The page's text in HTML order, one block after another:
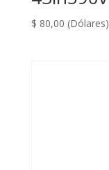
$ 80,00 (Dólares)